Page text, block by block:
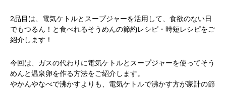
2品目は、電気ケトルとスープジャーを活用して、食欲のない日
でもつるん！と食べれるそうめんの節約レシピ・時短レシピをご
紹介します！
今回は、ガスの代わりに電気ケトルとスープジャーを使ってそう
めんと温泉卵を作る方法をご紹介します。
やかんやなべで沸かすよりも、電気ケトルで沸かす方が家計の節